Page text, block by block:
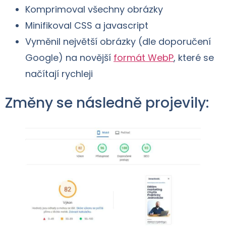
Komprimoval všechny obrázky
Minifikoval CSS a javascript
Vyměnil největší obrázky (dle doporučení
Google) na novější formát WebP, které se
načítají rychleji
Změny se následně projevily: